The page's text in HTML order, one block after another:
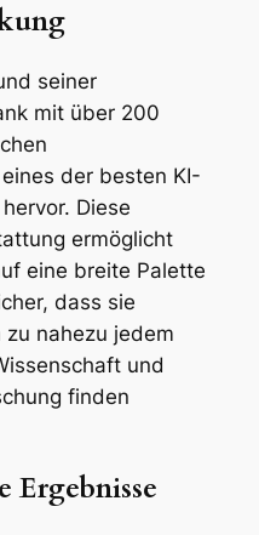
seiner
mit über 200
der besten KI-
Diese
ermöglicht
eine breite Palette
dass sie
nahezu jedem
und
finden
Ergebnisse